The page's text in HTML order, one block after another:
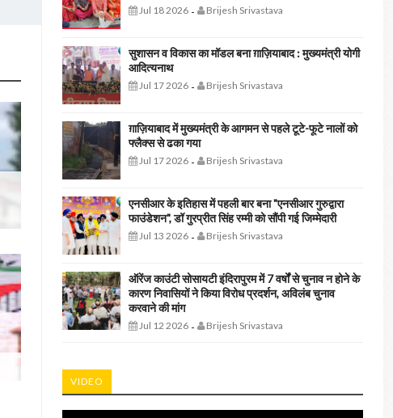
Jul 18 2026- Brijesh Srivastava
सुशासन व विकास का मॉडल बना ग़ाज़ियाबाद : ​मुख्यमंत्री योगी
आदित्यनाथ
Jul 17 2026- Brijesh Srivastava
ग़ाज़ियाबाद में मुख्यमंत्री के आगमन से पहले टूटे-फूटे नालों को
फ्लैक्स से ढका गया
Jul 17 2026- Brijesh Srivastava
एनसीआर के इतिहास में पहली बार बना "एनसीआर गुरुद्वारा
फाउंडेशन", डॉ गुरप्रीत सिंह रम्मी को सौंपी गई जिम्मेदारी
Jul 13 2026- Brijesh Srivastava
ऑरेंज काउंटी सोसायटी इंदिरापुरम में 7 वर्षों से चुनाव न होने के
कारण निवासियों ने किया विरोध प्रदर्शन, अविलंब चुनाव
करवाने की मांग
Jul 12 2026- Brijesh Srivastava
VIDEO